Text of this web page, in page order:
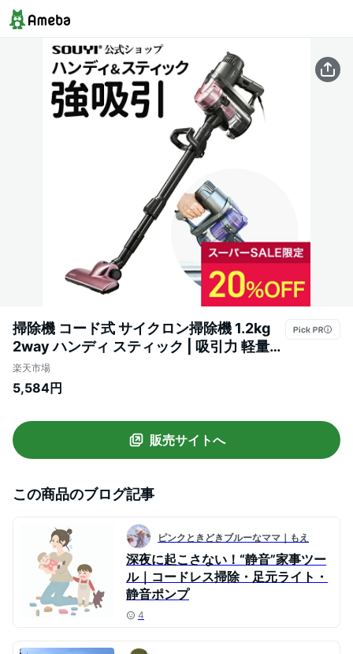
掃除機 コード式 サイクロン掃除機 1.2kg
2way ハンディ スティック | 吸引力 軽量
静音 強力 クリーナー サイクロン サイクロ
ン式 サイクロン式掃除機 スティック ステ
機 コード式スティック掃除機 コード式ス
ティッククリーナー
楽天市場
5,584円
販売サイトへ
この商品のブログ記事
ピンクときどきブルーなママ｜もえ
深夜に起こさない！“静音”家事ツー
ル｜コードレス掃除・足元ライト・
静音ポンプ
4